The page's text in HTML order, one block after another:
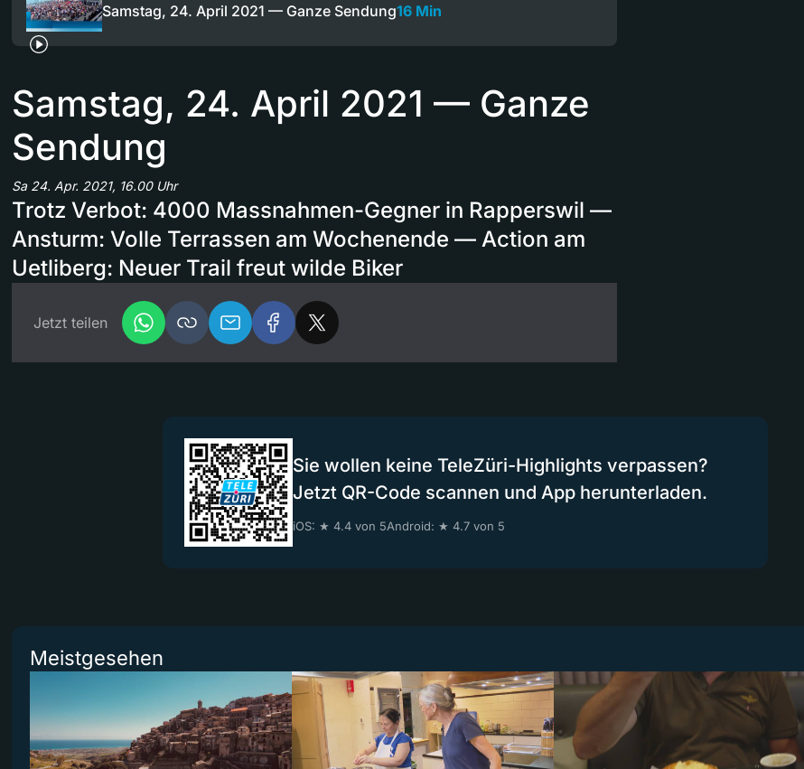
Samstag, 24. April 2021 — Ganze Sendung16 Min
Samstag, 24. April 2021 — Ganze
Sendung
Sa 24. Apr. 2021, 16.00 Uhr
Trotz Verbot: 4000 Massnahmen-Gegner in Rapperswil —
Ansturm: Volle Terrassen am Wochenende — Action am
Uetliberg: Neuer Trail freut wilde Biker
Jetzt teilen
Sie wollen keine TeleZüri-Highlights verpassen?
Jetzt QR-Code scannen und App herunterladen.
iOS: ★ 4.4 von 5Android: ★ 4.7 von 5
Meistgesehen